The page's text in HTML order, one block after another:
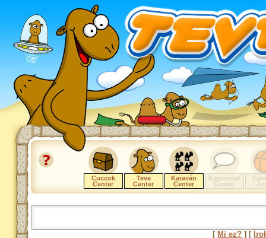
Cuccok
Center
Teve
Center
Karaván
Center
Kapcsolat
Center
[ Mi ez? ] [